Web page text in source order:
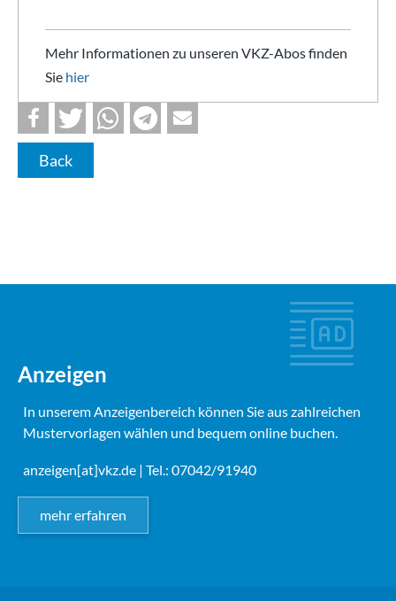
Mehr Informationen zu unseren VKZ-Abos finden
Sie hier
Back
Anzeigen
In unserem Anzeigenbereich können Sie aus zahlreichen
Mustervorlagen wählen und bequem online buchen.
anzeigen[at]vkz.de | Tel.: 07042/91940
mehr erfahren